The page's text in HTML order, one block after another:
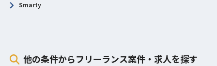
Smarty
他の条件からフリーランス案件・求人を探す